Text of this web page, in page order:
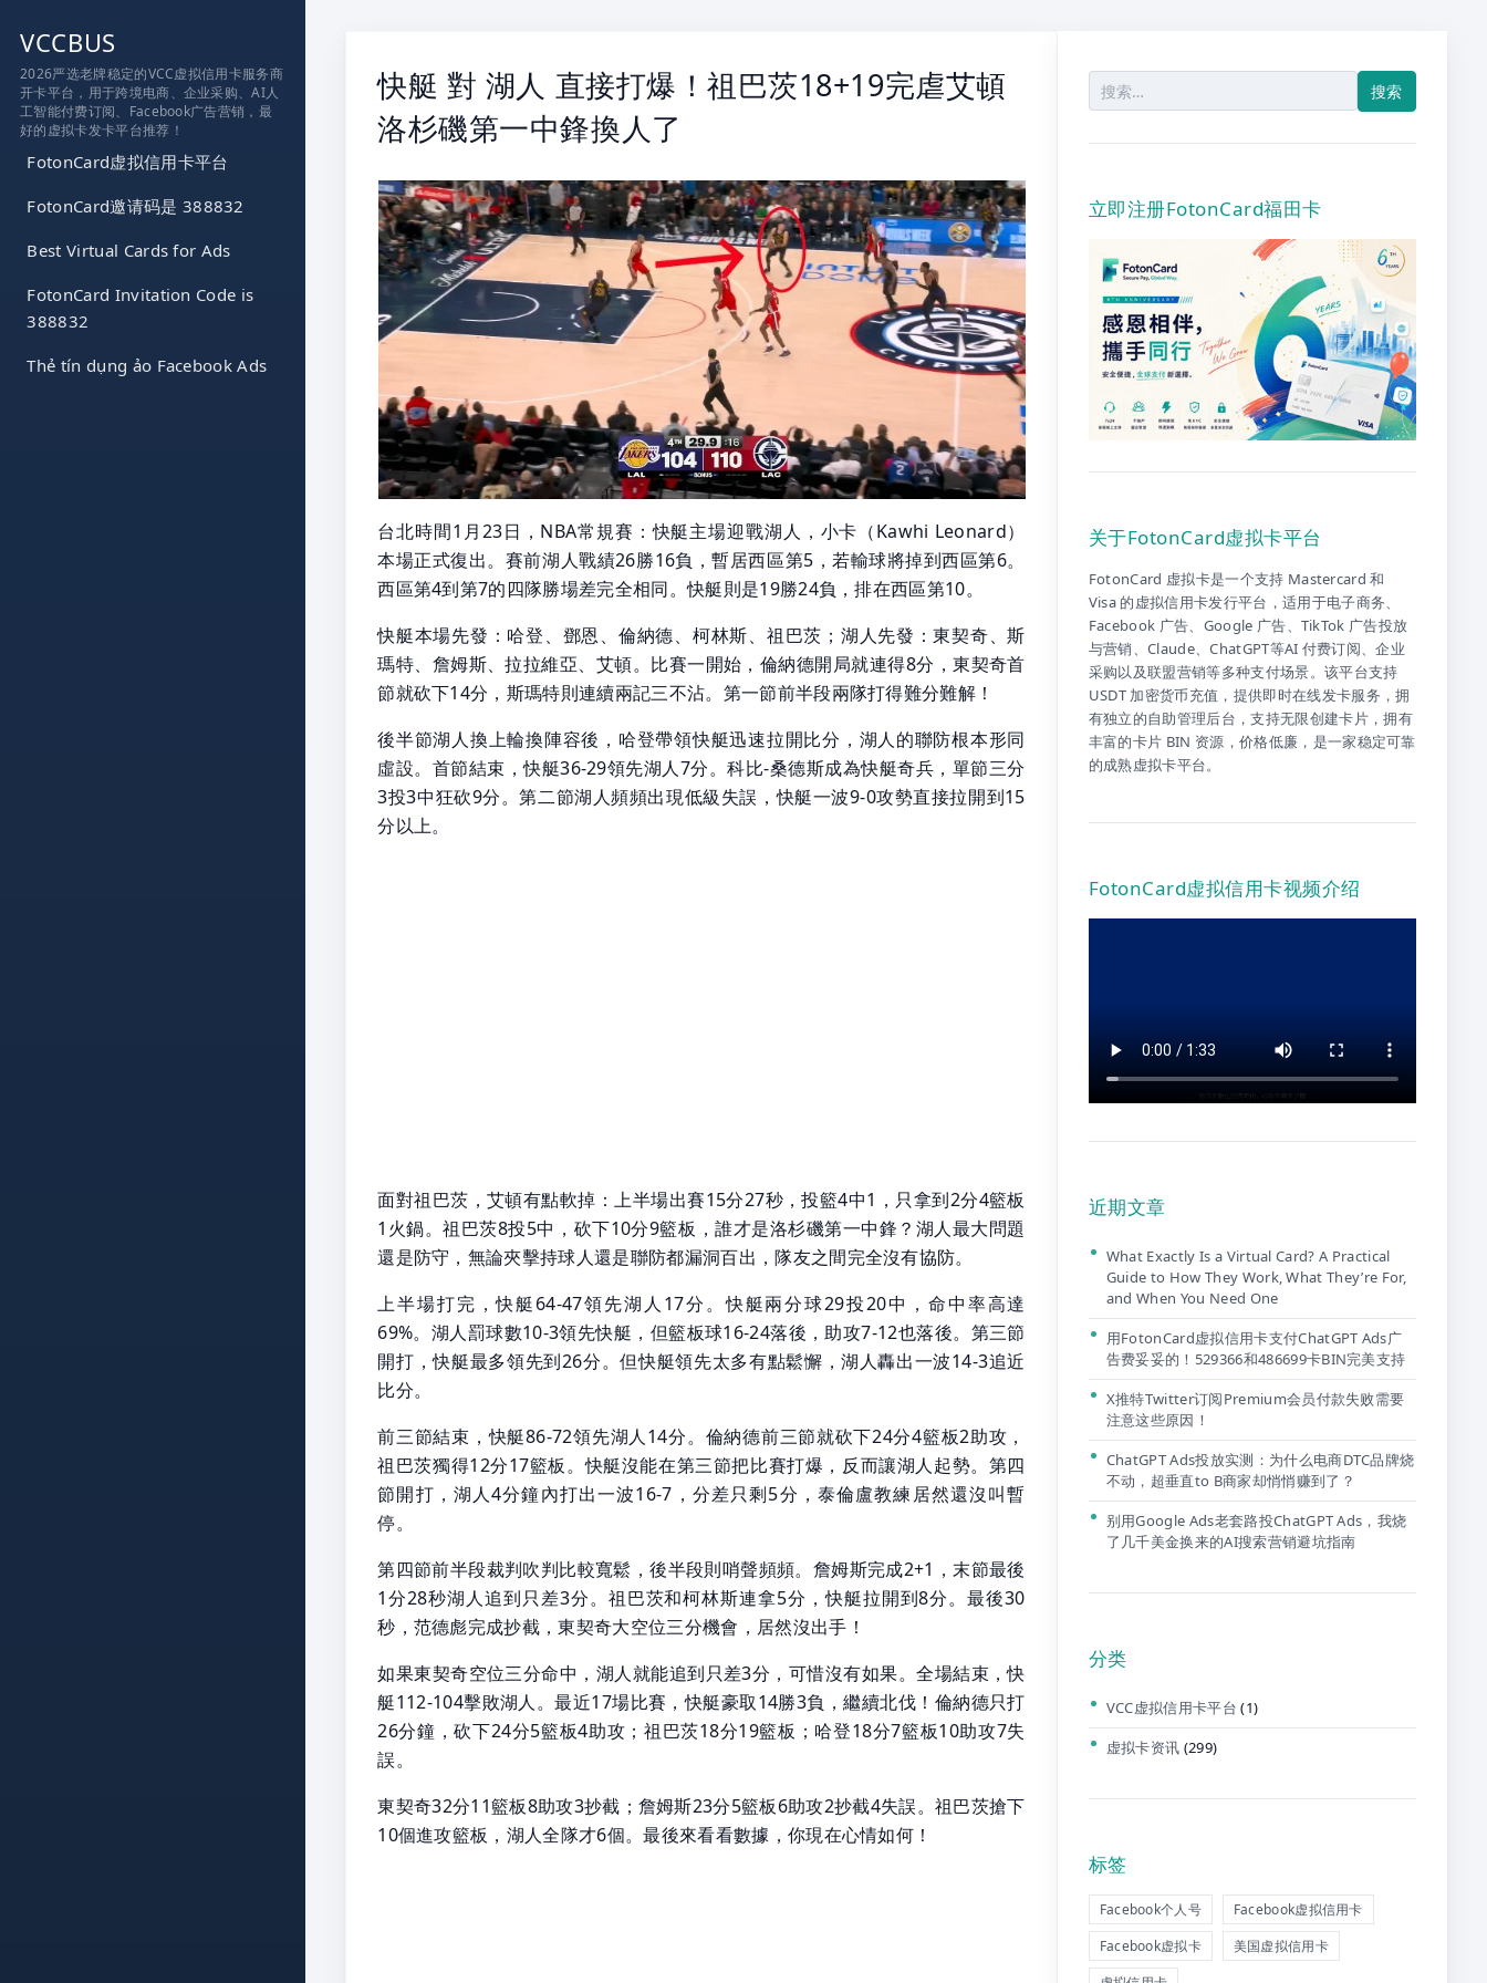
VCCBUS
2026严选老牌稳定的VCC虚拟信用卡服务商
开卡平台，用于跨境电商、企业采购、AI人
工智能付费订阅、Facebook广告营销，最
好的虚拟卡发卡平台推荐！
FotonCard虚拟信用卡平台
FotonCard邀请码是 388832
Best Virtual Cards for Ads
FotonCard Invitation Code is
388832
Thẻ tín dụng ảo Facebook Ads
快艇 對 湖人 直接打爆！祖巴茨18+19完虐艾頓
洛杉磯第一中鋒換人了
台北時間1月23日，NBA常規賽：快艇主場迎戰湖人，小卡（Kawhi Leonard）
本場正式復出。賽前湖人戰績26勝16負，暫居西區第5，若輸球將掉到西區第6。
西區第4到第7的四隊勝場差完全相同。快艇則是19勝24負，排在西區第10。
快艇本場先發：哈登、鄧恩、倫納德、柯林斯、祖巴茨；湖人先發：東契奇、斯
瑪特、詹姆斯、拉拉維亞、艾頓。比賽一開始，倫納德開局就連得8分，東契奇首
節就砍下14分，斯瑪特則連續兩記三不沾。第一節前半段兩隊打得難分難解！
後半節湖人換上輪換陣容後，哈登帶領快艇迅速拉開比分，湖人的聯防根本形同
虛設。首節結束，快艇36-29領先湖人7分。科比-桑德斯成為快艇奇兵，單節三分
3投3中狂砍9分。第二節湖人頻頻出現低級失誤，快艇一波9-0攻勢直接拉開到15
分以上。
面對祖巴茨，艾頓有點軟掉：上半場出賽15分27秒，投籃4中1，只拿到2分4籃板
1火鍋。祖巴茨8投5中，砍下10分9籃板，誰才是洛杉磯第一中鋒？湖人最大問題
還是防守，無論夾擊持球人還是聯防都漏洞百出，隊友之間完全沒有協防。
上半場打完，快艇64-47領先湖人17分。快艇兩分球29投20中，命中率高達
69%。湖人罰球數10-3領先快艇，但籃板球16-24落後，助攻7-12也落後。第三節
開打，快艇最多領先到26分。但快艇領先太多有點鬆懈，湖人轟出一波14-3追近
比分。
前三節結束，快艇86-72領先湖人14分。倫納德前三節就砍下24分4籃板2助攻，
祖巴茨獨得12分17籃板。快艇沒能在第三節把比賽打爆，反而讓湖人起勢。第四
節開打，湖人4分鐘內打出一波16-7，分差只剩5分，泰倫盧教練居然還沒叫暫
停。
第四節前半段裁判吹判比較寬鬆，後半段則哨聲頻頻。詹姆斯完成2+1，末節最後
1分28秒湖人追到只差3分。祖巴茨和柯林斯連拿5分，快艇拉開到8分。最後30
秒，范德彪完成抄截，東契奇大空位三分機會，居然沒出手！
如果東契奇空位三分命中，湖人就能追到只差3分，可惜沒有如果。全場結束，快
艇112-104擊敗湖人。最近17場比賽，快艇豪取14勝3負，繼續北伐！倫納德只打
26分鐘，砍下24分5籃板4助攻；祖巴茨18分19籃板；哈登18分7籃板10助攻7失
誤。
東契奇32分11籃板8助攻3抄截；詹姆斯23分5籃板6助攻2抄截4失誤。祖巴茨搶下
10個進攻籃板，湖人全隊才6個。最後來看看數據，你現在心情如何！
索：
立即注册FotonCard福田卡
关于FotonCard虚拟卡平台
FotonCard 虚拟卡是一个支持 Mastercard 和
Visa 的虚拟信用卡发行平台，适用于电子商务、
Facebook 广告、Google 广告、TikTok 广告投放
与营销、Claude、ChatGPT等AI 付费订阅、企业
采购以及联盟营销等多种支付场景。该平台支持
USDT 加密货币充值，提供即时在线发卡服务，拥
有独立的自助管理后台，支持无限创建卡片，拥有
丰富的卡片 BIN 资源，价格低廉，是一家稳定可靠
的成熟虚拟卡平台。
FotonCard虚拟信用卡视频介绍
近期文章
What Exactly Is a Virtual Card? A Practical
Guide to How They Work, What They’re For,
and When You Need One
用FotonCard虚拟信用卡支付ChatGPT Ads广
告费妥妥的！529366和486699卡BIN完美支持
X推特Twitter订阅Premium会员付款失败需要
注意这些原因！
ChatGPT Ads投放实测：为什么电商DTC品牌烧
不动，超垂直to B商家却悄悄赚到了？
别用Google Ads老套路投ChatGPT Ads，我烧
了几千美金换来的AI搜索营销避坑指南
分类
VCC虚拟信用卡平台 (1)
虚拟卡资讯 (299)
标签
Facebook个人号
Facebook虚拟信用卡
Facebook虚拟卡
美国虚拟信用卡